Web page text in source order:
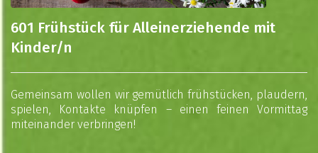
601 Frühstück für Alleinerziehende mit
Kinder/n
Gemeinsam wollen wir gemütlich frühstücken, plaudern,
spielen, Kontakte knüpfen – einen feinen Vormittag
miteinander verbringen!